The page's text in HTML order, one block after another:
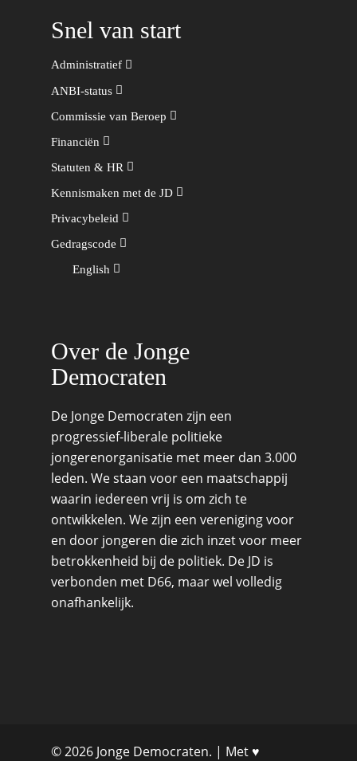
Snel van start
Administratief
ANBI-status
Commissie van Beroep
Financiën
Statuten & HR
Kennismaken met de JD
Privacybeleid
Gedragscode
English
Over de Jonge
Democraten
De Jonge Democraten zijn een
progressief-liberale politieke
jongerenorganisatie met meer dan 3.000
leden. We staan voor een maatschappij
waarin iedereen vrij is om zich te
ontwikkelen. We zijn een vereniging voor
en door jongeren die zich inzet voor meer
betrokkenheid bij de politiek. De JD is
verbonden met D66, maar wel volledig
onafhankelijk.
© 2026 Jonge Democraten. | Met ♥︎